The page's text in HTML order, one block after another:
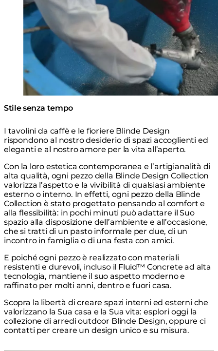
Stile senza tempo
I tavolini da caffè e le fioriere Blinde Design
rispondono al nostro desiderio di spazi accoglienti ed
eleganti e al nostro amore per la vita all’aperto.
Con la loro estetica contemporanea e l’artigianalità di
alta qualità, ogni pezzo della Blinde Design Collection
valorizza l’aspetto e la vivibilità di qualsiasi ambiente
esterno o interno. In effetti, ogni pezzo della Blinde
Collection è stato progettato pensando al comfort e
alla flessibilità: in pochi minuti può adattare il Suo
spazio alla disposizione dell’ambiente e all’occasione,
che si tratti di un pasto informale per due, di un
incontro in famiglia o di una festa con amici.
E poiché ogni pezzo è realizzato con materiali
resistenti e durevoli, incluso il Fluid™ Concrete ad alta
tecnologia, mantiene il suo aspetto moderno e
raffinato per molti anni, dentro e fuori casa.
Scopra la libertà di creare spazi interni ed esterni che
valorizzano la Sua casa e la Sua vita: esplori oggi la
collezione di arredi outdoor Blinde Design, oppure ci
contatti per creare un design unico e su misura.